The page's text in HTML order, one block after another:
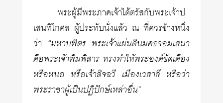
พระผู้มีพระภาคเจ้าได้ตรัสกับพระเจ้าป
เสนทิโกศล ผู้ประทับนั่งแล้ว ณ ที่ควรข้างหนึ่ง
ว่า “มหาบพิตร พระเจ้าแผ่นดินมคธจอมเสนา
คือพระเจ้าพิมพิสาร ทรงทำให้พระองค์ขัดเคือง
หรือหนอ หรือเจ้าลิจฉวี เมืองเวสาลี หรือว่า
พระราชาผู้เป็นปฏิปักษ์เหล่าอื่น”